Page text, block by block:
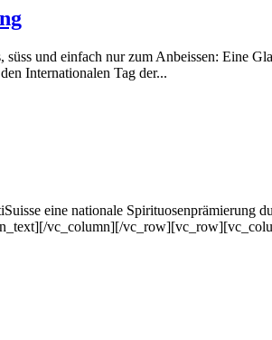
und einfach nur zum Anbeissen: Eine
Internationalen Tag der...
eine nationale Spirituosenprämierung
vc_column][/